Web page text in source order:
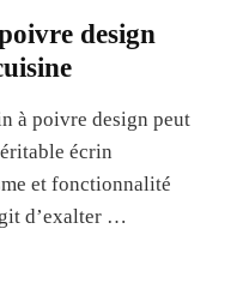
design
à poivre design peut
écrin
et fonctionnalité
d’exalter …